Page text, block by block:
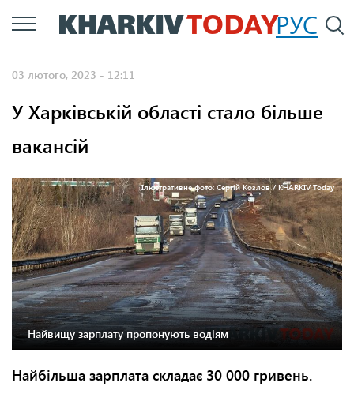
Перейти
до
РУС
03 лютого, 2023 - 12:11
У Харківській області стало більше
вакансій
Ілюстративне фото: Сергій Козлов / KHARKIV Today
Найвищу зарплату пропонують водіям
Найбільша зарплата складає 30 000 гривень.